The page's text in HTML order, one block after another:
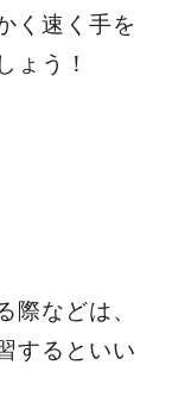
く速く手を
ょう！
際などは、
するといい